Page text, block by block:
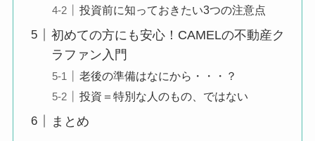
投資前に知っておきたい3つの注意点
初めての方にも安心！CAMELの不動産ク
ラファン入門
老後の準備はなにから・・・？
投資＝特別な人のもの、ではない
まとめ